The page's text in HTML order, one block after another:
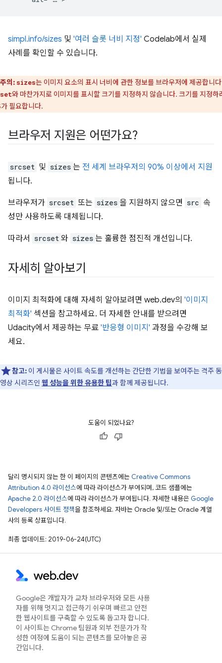
simpl.info/sizes 및 '여러 슬롯 너비 지정' Codelab에서 실제
사례를 확인할 수 있습니다.
주의: sizes는 이미지 요소의 표시 너비에 관한 정보를 브라우저에 제공합니
와 마찬가지로 이미지를 표시할 크기를 지정하지 않습니다. 크기를 지정하
필요합니다.
브라우저 지원은 어떤가요?
srcset 및 sizes 는 전 세계 브라우저의 90% 이상에서 지원
됩니다.
브라우저가 srcset 또는 sizes 을 지원하지 않으면 src 속
성만 사용하도록 대체됩니다.
따라서 srcset 와 sizes 는 훌륭한 점진적 개선입니다.
자세히 알아보기
이미지 최적화에 대해 자세히 알아보려면 web.dev의 '이미지
최적화' 섹션을 참고하세요. 더 자세한 안내를 받으려면
Udacity에서 제공하는 무료 '반응형 이미지' 과정을 수강해 보
세요.
참고: 이 게시물은 사이트 속도를 개선하는 간단한 기법을 보여주는 격주 동
영상 시리즈인 웹 성능을 위한 유용한 팁과 함께 제공됩니다.
도움이 되었나요?
달리 명시되지 않는 한 이 페이지의 콘텐츠에는 Creative Commons
Attribution 4.0 라이선스에 따라 라이선스가 부여되며, 코드 샘플에는
Apache 2.0 라이선스에 따라 라이선스가 부여됩니다. 자세한 내용은 Google
Developers 사이트 정책을 참조하세요. 자바는 Oracle 및/또는 Oracle 계열
사의 등록 상표입니다.
최종 업데이트: 2019-06-24(UTC)
Google은 개발자가 교차 브라우저와 모든 사용
자를 위해 멋지고 접근하기 쉬우며 빠르고 안전
한 웹사이트를 구축할 수 있도록 돕고자 합니다.
이 사이트는 Chrome 팀원과 외부 전문가가 작
성한 여정에 도움이 되는 콘텐츠를 모아놓은 공
간입니다.